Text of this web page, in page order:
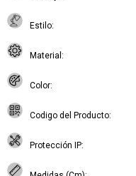
Estilo
Material
Color
Codigo del Producto
Protección IP